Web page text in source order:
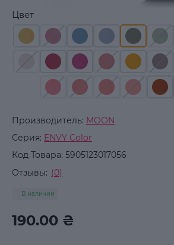
Производитель: MOON
Серия: ENVY Color
Код Товара: 5905123017056
Отзывы: (0)
В наличии
Цвет
190.00 ₴